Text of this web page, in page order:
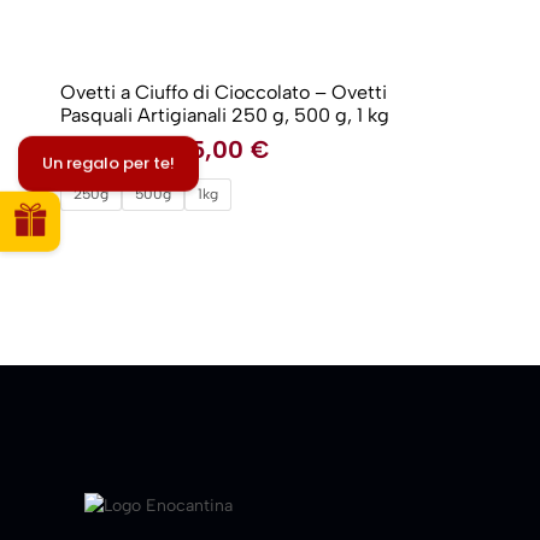
Ovetti a Ciuffo di Cioccolato – Ovetti
Pasquali Artigianali 250 g, 500 g, 1 kg
15,00 - 55,00 €
250g 500g 1kg
Un regalo per te!